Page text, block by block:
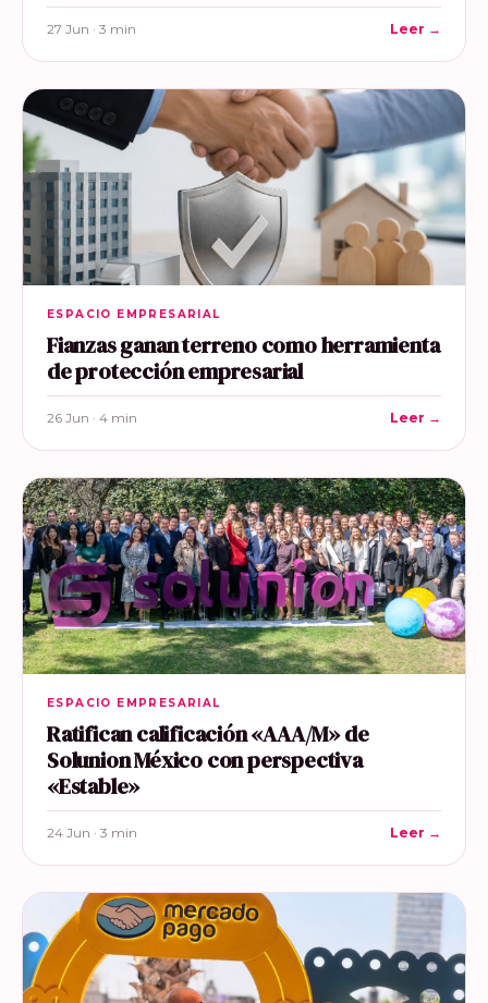
27 Jun · 3 min Leer →
ESPACIO EMPRESARIAL
Fianzas ganan terreno como herramienta
de protección empresarial
26 Jun · 4 min Leer →
ESPACIO EMPRESARIAL
Ratifican calificación «AAA/M» de
Solunion México con perspectiva
«Estable»
24 Jun · 3 min Leer →